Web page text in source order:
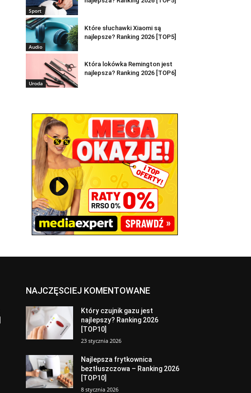
Sport
Audio
Które słuchawki Xiaomi są
najlepsze? Ranking 2026 [TOP5]
Uroda
Która lokówka Remington jest
najlepsza? Ranking 2026 [TOP6]
NAJCZĘSCIEJ KOMENTOWANE
Który czujnik gazu jest
najlepszy? Ranking 2026
[TOP10]
23 stycznia 2026
Najlepsza frytkownica
beztłuszczowa – Ranking 2026
[TOP10]
8 stycznia 2026